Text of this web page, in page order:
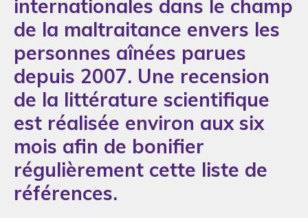
internationales dans le champ
de la maltraitance envers les
personnes aînées parues
depuis 2007. Une recension
de la littérature scientifique
est réalisée environ aux six
mois afin de bonifier
régulièrement cette liste de
références.